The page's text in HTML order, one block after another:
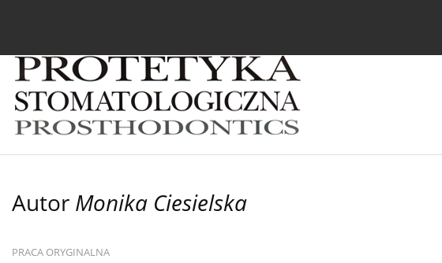
Autor Monika Ciesielska
PRACA ORYGINALNA